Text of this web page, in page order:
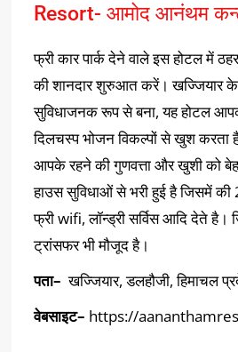
Resort- आमोद आनंथम
फ्री कार पार्क देने वाले इस होटल में
की शानदार शुरुआत करें। खज्जियार
सुविधाजनक रूप से बना, यह होटल
दिलचस्प भोजन विकल्पों से खुश
आपके रहने की गुणवत्ता और खुशी को
हाउस सुविधाओं से भरी हुई है जिसमें की
फ्री wifi, लॉन्ड्री सर्विस आदि देते है।
ट्रांसफर भी मौजूद है।
पता– खज्जियार, डलहौजी, हिमाचल
वेबसाइट– https://